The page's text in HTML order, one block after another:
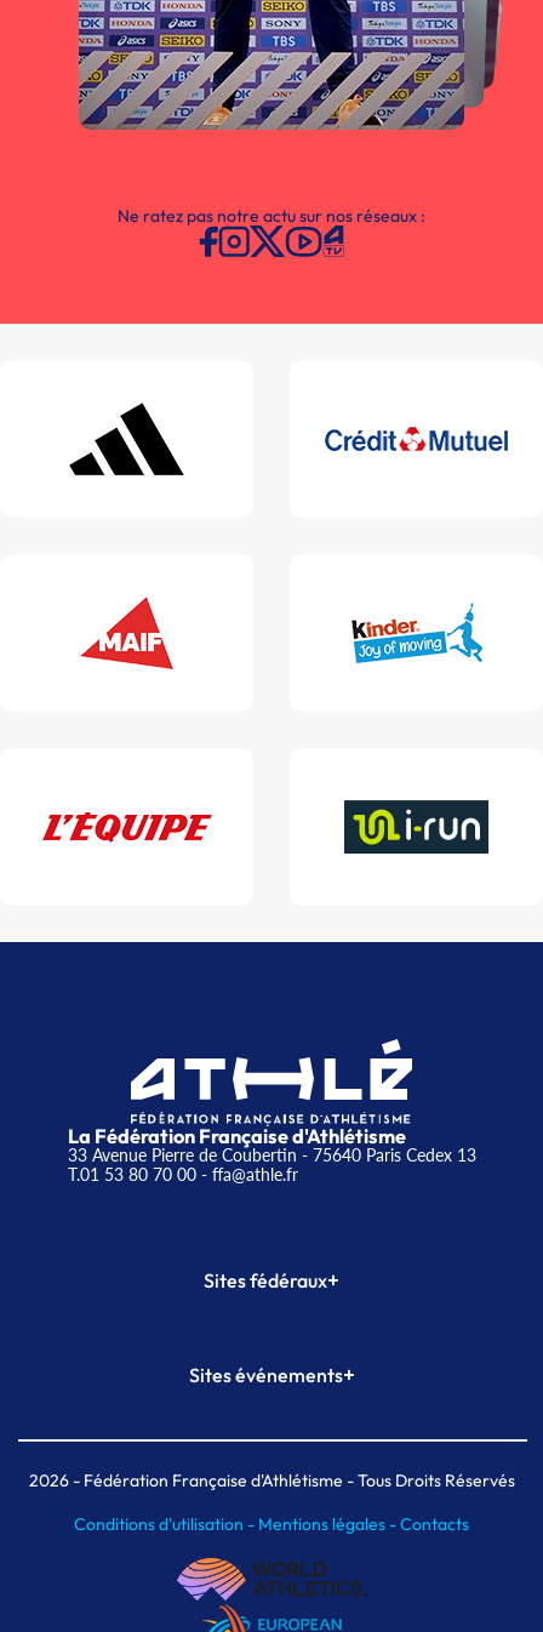
Ne ratez pas notre actu sur nos réseaux :
La Fédération Française d'Athlétisme
33 Avenue Pierre de Coubertin - 75640 Paris Cedex 13
T.01 53 80 70 00- ffa@athle.fr
Sites fédéraux+
Plateforme Formation
Sites événements+
Meeting de Paris indoor
MAIF Ekiden de Paris
2026- Fédération Française d'Athlétisme - Tous Droits Réservés
Conditions d'utilisation - Mentions légales -Contacts